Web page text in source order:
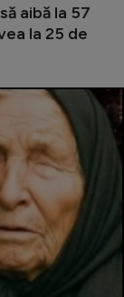
aibă la 57
la 25 de